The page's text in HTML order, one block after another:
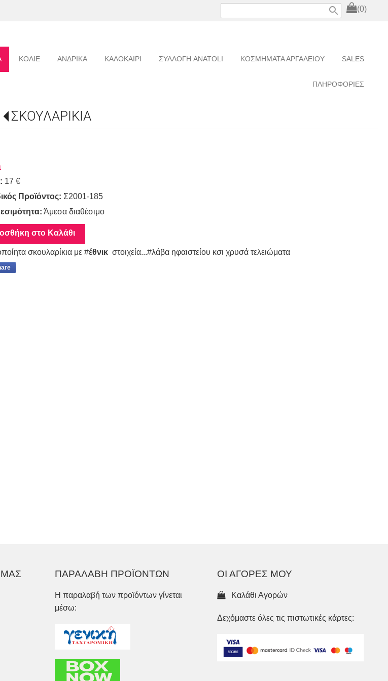
(0)
search
ΚΟΛΙΕ ΑΝΔΡΙΚΑ ΚΑΛΟΚΑΙΡΙ ΣΥΛΛΟΓΗ ANATOLI ΚΟΣΜΗΜΑΤΑ ΑΡΓΑΛΕΙΟΥ SALES
ΠΛΗΡΟΦΟΡΙΕΣ
ΣΚΟΥΛΑΡΙΚΙΑ
17 €
Προϊόντος: Σ2001-185
Άμεσα διαθέσιμο
στο Καλάθι
σκουλαρίκια με #έθνικ στοιχεία...#λάβα ηφαιστείου κσι χρυσά τελειώματα
ΜΑΣ ΠΑΡΑΛΑΒΗ ΠΡΟΪΟΝΤΩΝ
Η παραλαβή των προϊόντων γίνεται
μέσω:
ΟΙ ΑΓΟΡΕΣ ΜΟΥ
Καλάθι Αγορών
Δεχόμαστε όλες τις πιστωτικές κάρτες: